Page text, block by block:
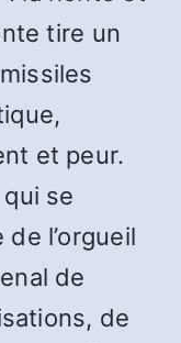
tire un
et peur.
se
l’orgueil
de
de